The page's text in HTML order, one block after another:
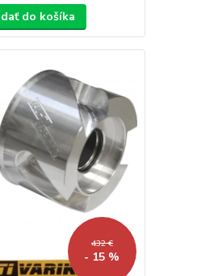
do košíka
432 €
- 15 %